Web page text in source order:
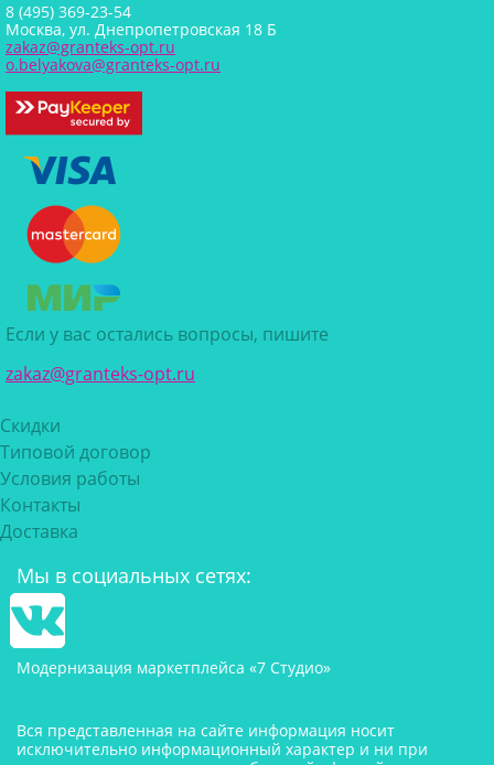
8 (495) 369-23-54
Москва, ул. Днепропетровская 18 Б
zakaz@granteks-opt.ru
o.belyakova@granteks-opt.ru
Если у вас остались вопросы, пишите
zakaz@granteks-opt.ru
Скидки
Типовой договор
Условия работы
Контакты
Доставка
Мы в социальных сетях:
Модернизация маркетплейса «7 Студио»
Вся представленная на сайте информация носит
исключительно информационный характер и ни при